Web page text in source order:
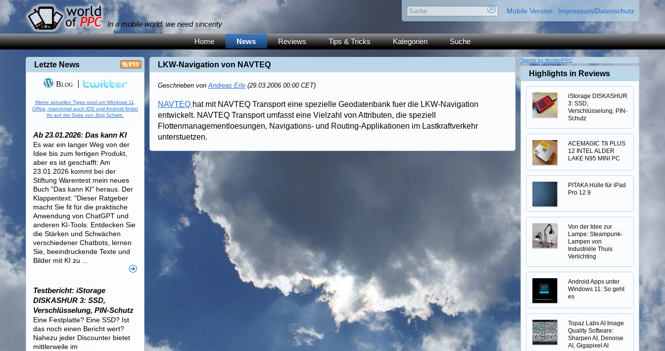
In a mobile world, we need sincerity
Mobile Version Impressum/Datenschutz
Home News Reviews Tips & Tricks Kategorien Suche
LKW-Navigation von NAVTEQ
Geschrieben vonAndreas Erle (29.03.2006 00:00 CET)
NAVTEQ hat mit NAVTEQ Transport eine spezielle Geodatenbank fuer die LKW-Navigation
entwickelt. NAVTEQ Transport umfasst eine Vielzahl von Attributen, die speziell
Flottenmanagementloesungen, Navigations- und Routing-Applikationen im Lastkraftverkehr
unterstuetzen.
Letzte News
Blog
Meine aktuellen Tipps rund um Windows 11,
Office, manchmal auch iOS und Android findet
Ihr auf der Seite von Jörg Schieb.
Ab 23.01.2026: Das kann KI
Es war ein langer Weg von der
Idee bis zum fertigen Produkt,
aber es ist geschafft: Am
23.01.2026 kommt bei der
Stiftung Warentest mein neues
Buch "Das kann KI" heraus. Der
Klappentext: "Dieser Ratgeber
macht Sie fit für die praktische
Anwendung von ChatGPT und
anderen KI-Tools: Entdecken Sie
die Stärken und Schwächen
verschiedener Chatbots, lernen
Sie, beeindruckende Texte und
Bilder mit KI zu ...
Testbericht: iStorage
DISKASHUR 3: SSD,
Verschlüsselung, PIN-Schutz
Eine Festplatte? Eine SSD? Ist
das noch einen Bericht wert?
Nahezu jeder Discounter bietet
mittlerweile im
Tweets by WorldofPPC
Highlights in Reviews
iStorage DISKASHUR
3: SSD,
Verschlüsselung, PIN-
Schutz
ACEMAGIC T8 PLUS
12 INTEL ALDER
LAKE N95 MINI PC
PITAKA Hülle für iPad
Pro 12.9
Von der Idee zur
Lampe: Steampunk-
Lampen von
Industriële Thuis
Verlichting
Android Apps unter
Windows 11: So geht
es
Topaz Labs AI Image
Quality Software:
Sharpen AI, Denoise
AI, Gigapixel AI